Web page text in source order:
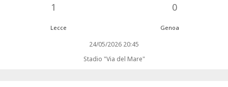
1 0
Lecce Genoa
24/05/2026 20:45
Stadio "Via del Mare"